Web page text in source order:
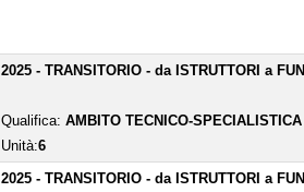
2025 - TRANSITORIO - da ISTRUTTORI a
Qualifica: AMBITO TECNICO-SPECIALISTICA
Unità:6
2025 - TRANSITORIO - da ISTRUTTORI a